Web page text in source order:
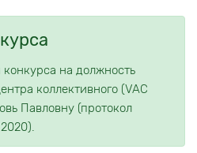
на должность
коллективного (VAC
Павловну (протокол